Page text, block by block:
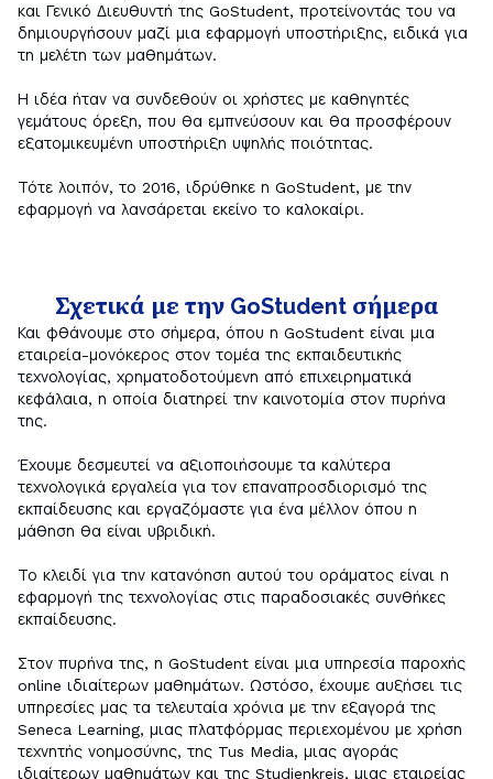
και Γενικό Διευθυντή της GoStudent, προτείνοντάς του να
δημιουργήσουν μαζί μια εφαρμογή υποστήριξης, ειδικά για
τη μελέτη των μαθημάτων.
Η ιδέα ήταν να συνδεθούν οι χρήστες με καθηγητές
γεμάτους όρεξη, που θα εμπνεύσουν και θα προσφέρουν
εξατομικευμένη υποστήριξη υψηλής ποιότητας.
Τότε λοιπόν, το 2016, ιδρύθηκε η GoStudent, με την
εφαρμογή να λανσάρεται εκείνο το καλοκαίρι.
Σχετικά με την GoStudent σήμερα
Και φθάνουμε στο σήμερα, όπου η GoStudent είναι μια
εταιρεία-μονόκερος στον τομέα της εκπαιδευτικής
τεχνολογίας, χρηματοδοτούμενη από επιχειρηματικά
κεφάλαια, η οποία διατηρεί την καινοτομία στον πυρήνα
της.
Έχουμε δεσμευτεί να αξιοποιήσουμε τα καλύτερα
τεχνολογικά εργαλεία για τον επαναπροσδιορισμό της
εκπαίδευσης και εργαζόμαστε για ένα μέλλον όπου η
μάθηση θα είναι υβριδική.
Το κλειδί για την κατανόηση αυτού του οράματος είναι η
εφαρμογή της τεχνολογίας στις παραδοσιακές συνθήκες
εκπαίδευσης.
Στον πυρήνα της, η GoStudent είναι μια υπηρεσία παροχής
online ιδιαίτερων μαθημάτων. Ωστόσο, έχουμε αυξήσει τις
υπηρεσίες μας τα τελευταία χρόνια με την εξαγορά της
Seneca Learning, μιας πλατφόρμας περιεχομένου με χρήση
τεχνητής νοημοσύνης, της Tus Media, μιας αγοράς
ιδιαίτερων μαθημάτων και της Studienkreis, μιας εταιρείας